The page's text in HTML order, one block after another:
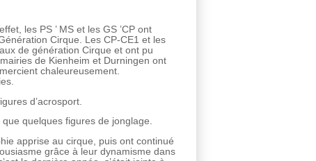
les PS ’ MS et les GS ’CP ont
Cirque. Les CP-CE1 et les
de génération Cirque et ont pu
de Kienheim et Durningen ont
chaleureusement.
d’acrosport.
quelques figures de jonglage.
apprise au cirque, puis ont continué
grâce à leur dynamisme dans